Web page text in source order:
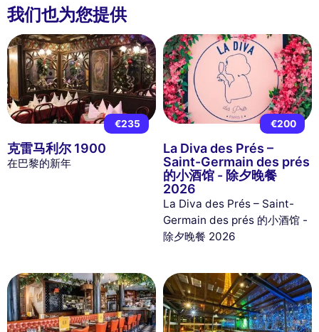
我们也为您提供
€235
克雷马利尔 1900
在巴黎的新年
€200
La Diva des Prés –
Saint-Germain des prés
的小酒馆 - 除夕晚餐
2026
La Diva des Prés – Saint-
Germain des prés 的小酒馆 -
除夕晚餐 2026